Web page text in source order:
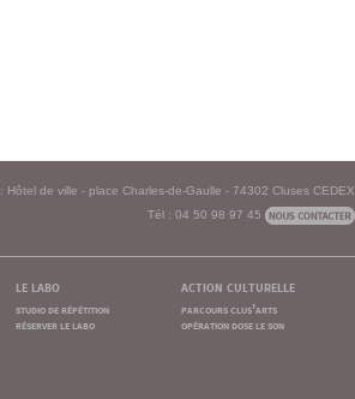
Hôtel de ville - place Charles-de-Gaulle - 74302 Cluses CEDEX
Tél : 04 50 98 97 45
le labo
studio de répétition
réserver le labo
action culturelle
parcours clus'arts
opération dose le son